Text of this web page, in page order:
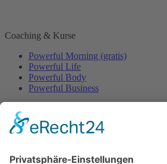
Coaching & Kurse
Powerful Morning (gratis)
Powerful Life
Powerful Body
Powerful Business
Event-Übersicht